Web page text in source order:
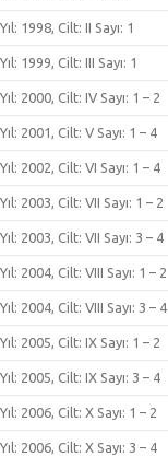
Yıl: 1998, Cilt: II Sayı: 1
Yıl: 1999, Cilt: III Sayı: 1
Yıl: 2000, Cilt: IV Sayı: 1 – 2
Yıl: 2001, Cilt: V Sayı: 1 – 4
Yıl: 2002, Cilt: VI Sayı: 1 – 4
Yıl: 2003, Cilt: VII Sayı: 1 – 2
Yıl: 2003, Cilt: VII Sayı: 3 – 4
Yıl: 2004, Cilt: VIII Sayı: 1 – 2
Yıl: 2004, Cilt: VIII Sayı: 3 – 4
Yıl: 2005, Cilt: IX Sayı: 1 – 2
Yıl: 2005, Cilt: IX Sayı: 3 – 4
Yıl: 2006, Cilt: X Sayı: 1 – 2
Yıl: 2006, Cilt: X Sayı: 3 – 4